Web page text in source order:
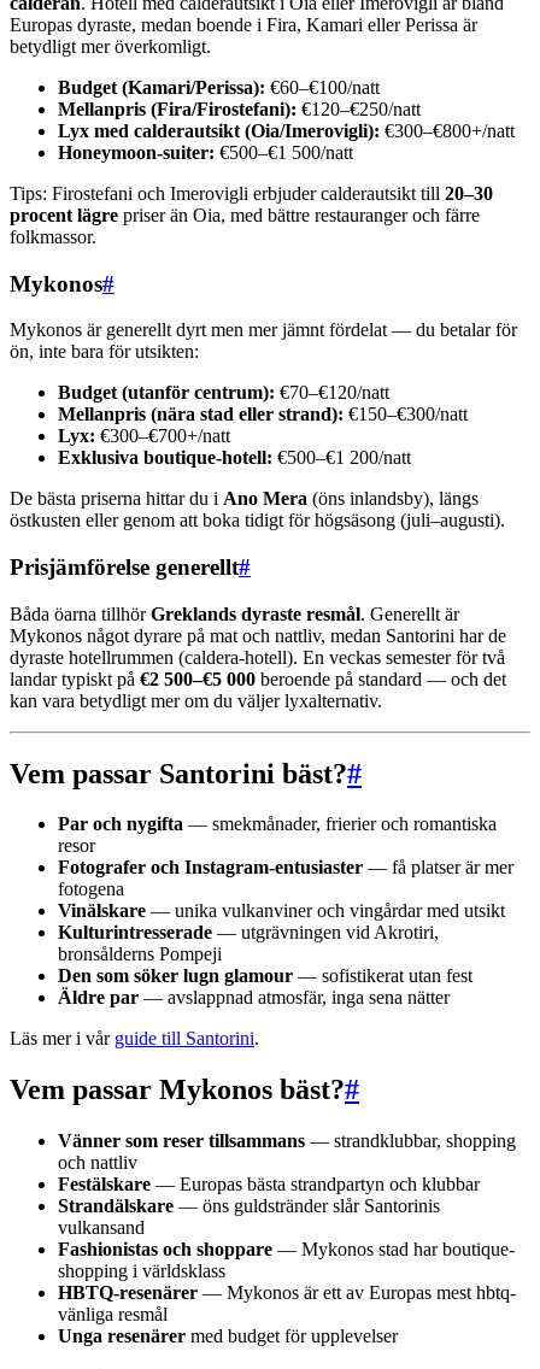
Europas dyraste, medan boende i Fira, Kamari eller Perissa är
betydligt mer överkomligt.
Budget (Kamari/Perissa): €60–€100/natt
Mellanpris (Fira/Firostefani): €120–€250/natt
Lyx med calderautsikt (Oia/Imerovigli): €300–€800+/natt
Honeymoon-suiter: €500–€1 500/natt
Tips: Firostefani och Imerovigli erbjuder calderautsikt till 20–30
procent lägre priser än Oia, med bättre restauranger och färre
folkmassor.
Mykonos#
Mykonos är generellt dyrt men mer jämnt fördelat — du betalar för
ön, inte bara för utsikten:
Budget (utanför centrum): €70–€120/natt
Mellanpris (nära stad eller strand): €150–€300/natt
Lyx: €300–€700+/natt
Exklusiva boutique-hotell: €500–€1 200/natt
De bästa priserna hittar du i Ano Mera (öns inlandsby), längs
östkusten eller genom att boka tidigt för högsäsong (juli–augusti).
Prisjämförelse generellt#
Båda öarna tillhörGreklands dyraste resmål. Generellt är
Mykonos något dyrare på mat och nattliv, medan Santorini har de
dyraste hotellrummen (caldera-hotell). En veckas semester för två
landar typiskt på €2 500–€5 000 beroende på standard — och det
kan vara betydligt mer om du väljer lyxalternativ.
Vem passar Santorini bäst?#
Par och nygifta — smekmånader, frierier och romantiska
resor
Fotografer och Instagram-entusiaster — få platser är mer
fotogena
Vinälskare — unika vulkanviner och vingårdar med utsikt
Kulturintresserade — utgrävningen vid Akrotiri,
bronsålderns Pompeji
Den som söker lugn glamour — sofistikerat utan fest
Äldre par — avslappnad atmosfär, inga sena nätter
Läs mer i vår guide till Santorini.
Vem passar Mykonos bäst?#
Vänner som reser tillsammans — strandklubbar, shopping
och nattliv
Festälskare — Europas bästa strandpartyn och klubbar
Strandälskare — öns guldstränder slår Santorinis
vulkansand
Fashionistas och shoppare — Mykonos stad har boutique-
shopping i världsklass
HBTQ-resenärer — Mykonos är ett av Europas mest hbtq-
vänliga resmål
Unga resenärer med budget för upplevelser